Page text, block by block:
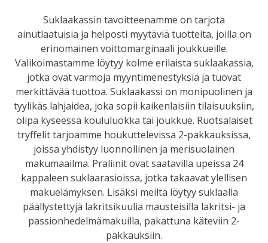
Suklaakassin tavoitteenamme on tarjota
ainutlaatuisia ja helposti myytäviä tuotteita, joilla on
erinomainen voittomarginaali joukkueille.
Valikoimastamme löytyy kolme erilaista suklaakassia,
jotka ovat varmoja myyntimenestyksiä ja tuovat
merkittävää tuottoa. Suklaakassi on monipuolinen ja
tyylikäs lahjaidea, joka sopii kaikenlaisiin tilaisuuksiin,
olipa kyseessä koululuokka tai joukkue. Ruotsalaiset
tryffelit tarjoamme houkuttelevissa 2-pakkauksissa,
joissa yhdistyy luonnollinen ja merisuolainen
makumaailma. Praliinit ovat saatavilla upeissa 24
kappaleen suklaarasioissa, jotka takaavat ylellisen
makuelämyksen. Lisäksi meiltä löytyy suklaalla
päällystettyjä lakritsikuulia mausteisilla lakritsi- ja
passionhedelmämakuilla, pakattuna käteviin 2-
pakkauksiin.